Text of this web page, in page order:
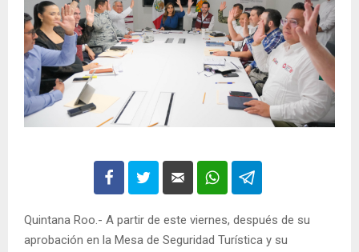
Quintana Roo.- A partir de este viernes, después de su
aprobación en la Mesa de Seguridad Turística y su